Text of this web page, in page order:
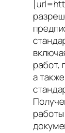
работ,
а